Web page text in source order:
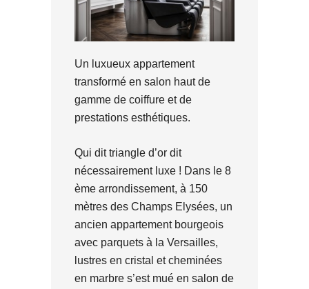
Un luxueux appartement
transformé en salon haut de
gamme de coiffure et de
prestations esthétiques.
Qui dit triangle d’or dit
nécessairement luxe ! Dans le 8
ème arrondissement, à 150
mètres des Champs Elysées, un
ancien appartement bourgeois
avec parquets à la Versailles,
lustres en cristal et cheminées
en marbre s’est mué en salon de